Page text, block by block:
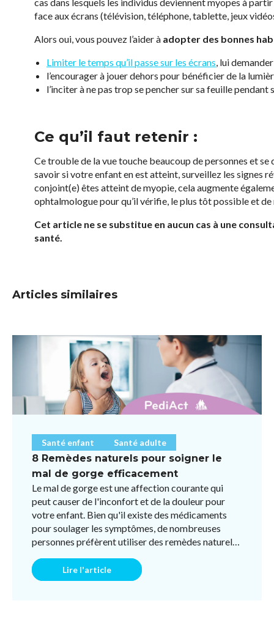
face aux écrans (télévision, téléphone, tablette, jeux
Alors oui, vous pouvez l’aider à adopter des bonnes
Limiter le temps qu’il passe sur les écrans, lui
l’encourager à jouer dehors pour bénéficier de la
l’inciter à ne pas trop se pencher sur sa feuille
Ce qu’il faut retenir :
Ce trouble de la vue touche beaucoup de personnes et se
savoir si votre enfant en est atteint, surveillez les signes
conjoint(e) êtes atteint de myopie, cela augmente
ophtalmologue pour qu’il vérifie, le plus tôt possible et
Cet article ne se substitue en aucun cas à une
santé.
Articles similaires
Santé enfant Santé adulte
8 Remèdes naturels pour soigner le
mal de gorge efficacement
Le mal de gorge est une affection courante qui
peut causer de l'inconfort et de la douleur pour
votre enfant. Bien qu'il existe des médicaments
pour soulager les symptômes, de nombreuses
personnes préfèrent utiliser des remèdes naturels
Lire l'article